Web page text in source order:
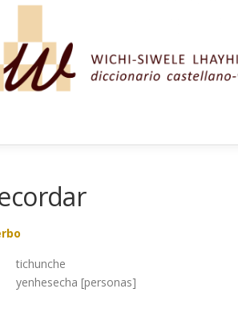
[personas]